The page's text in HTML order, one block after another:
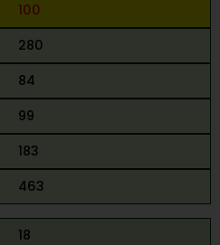
100
280
84
99
183
463
18